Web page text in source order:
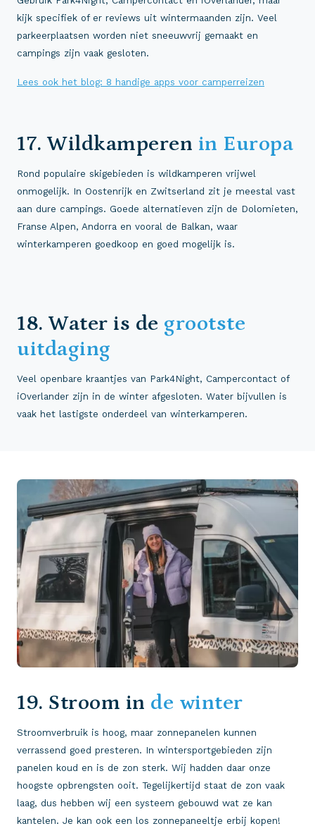
kijk specifiek of er reviews uit wintermaanden zijn. Veel
parkeerplaatsen worden niet sneeuwvrij gemaakt en
campings zijn vaak gesloten.
Lees ook het blog: 8 handige apps voor camperreizen
17. Wildkamperen in Europa
Rond populaire skigebieden is wildkamperen vrijwel
onmogelijk. In Oostenrijk en Zwitserland zit je meestal vast
aan dure campings. Goede alternatieven zijn de Dolomieten,
Franse Alpen, Andorra en vooral de Balkan, waar
winterkamperen goedkoop en goed mogelijk is.
18. Water is de grootste
uitdaging
Veel openbare kraantjes van Park4Night, Campercontact of
iOverlander zijn in de winter afgesloten. Water bijvullen is
vaak het lastigste onderdeel van winterkamperen.
19. Stroom in de winter
Stroomverbruik is hoog, maar zonnepanelen kunnen
verrassend goed presteren. In wintersportgebieden zijn
panelen koud en is de zon sterk. Wij hadden daar onze
hoogste opbrengsten ooit. Tegelijkertijd staat de zon vaak
laag, dus hebben wij een systeem gebouwd wat ze kan
kantelen. Je kan ook een los zonnepaneeltje erbij kopen!